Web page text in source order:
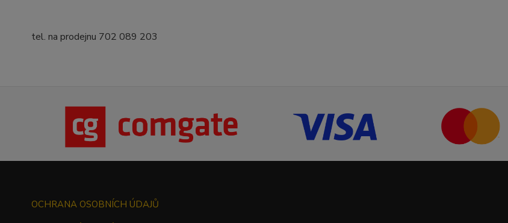
tel. na prodejnu 702 089 203
OCHRANA OSOBNÍCH ÚDAJŮ